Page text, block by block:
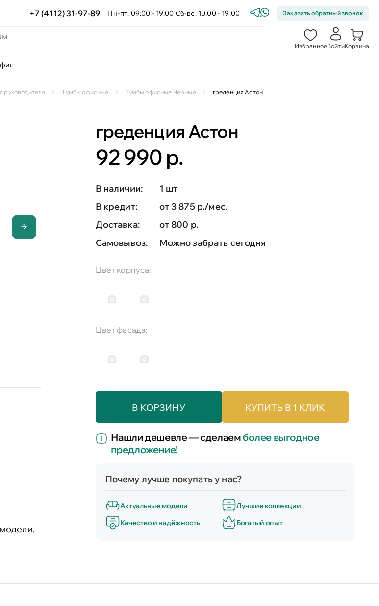
+7 (4112) 31-97-89 Пн-пт: 09:00 - 19:00 Сб-вс: 10:00 - 19:00 Заказать обратный звонок
ИзбранноеВойтиКорзина
руководителя Тумбы офисные Тумбы офисные Черные греденция Астон
греденция Астон
92 990 р.
В наличии:
1 шт
В кредит:
от 3 875 р./мес.
Доставка:
от 800 р.
Самовывоз:
Можно забрать сегодня
Цвет корпуса:
Цвет фасада:
В КОРЗИНУ КУПИТЬ В 1 КЛИК
Нашли дешевле — сделаемболее выгодное
предложение!
Почему лучше покупать у нас?
Актуальные модели
Лучшие коллекции
Качество и надёжность
Богатый опыт